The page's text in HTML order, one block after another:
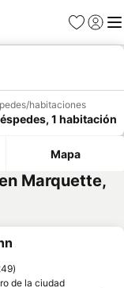
Favoritos
Iniciar
habitaciones
1 habitación
Mapa
Marquette,
de la ciudad